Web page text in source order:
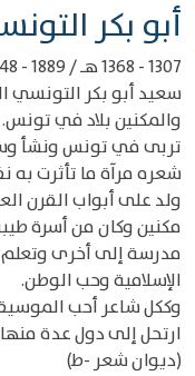
‌‌أبو بكر
1307 - 1368 هـ / 1889 - 1948 م
سعيد أبو بكر التونسي
والمكنين بلاد في تونس.
تربى في تونس ونشأ
شعره مرآة ما تأثرت
مكنين وكان من أسرة
مدرسة إلى أخرى وتعلم
الإسلامية وحب الوطن.
وككل شاعر أحب
ارتحل إلى دول عدة
(ديوان شعر -ط)